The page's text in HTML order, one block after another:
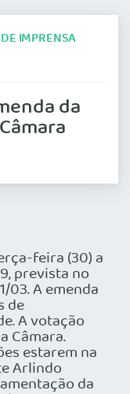
IMPRENSA
da
feira (30) a
prevista no
03. A emenda
de
A votação
Câmara.
estarem na
Arlindo
da